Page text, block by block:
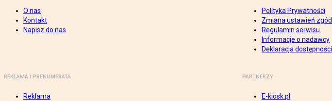
O nas
Kontakt
Napisz do nas
Polityka Prywatności
Zmiana ustawień zgód
Regulamin serwisu
Informacje o nadawcy
Deklaracja dostępności
REKLAMA I PRENUMERATA
Reklama
PARTNERZY
E-kiosk.pl